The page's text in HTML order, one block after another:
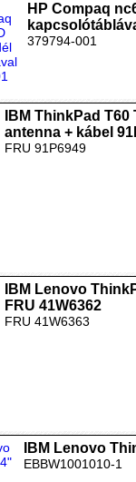
HP Compaq
379794-001
IBM ThinkPad
antenna + kábel
FRU 91P6949
IBM Lenovo
FRU 41W6362
FRU 41W6363
IBM Lenovo
EBBW1001010-1